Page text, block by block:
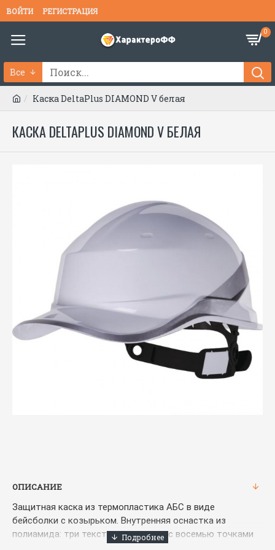
ВОЙТИ РЕГИСТРАЦИЯ
0
Все
Каска DeltaPlus DIAMOND V белая
КАСКА DELTAPLUS DIAMOND V БЕЛАЯ
ОПИСАНИЕ
Защитная каска из термопластика АБС в виде
бейсболки с козырьком. Внутренняя оснастка из
полиамида: три текстильных ремня с восемью точками